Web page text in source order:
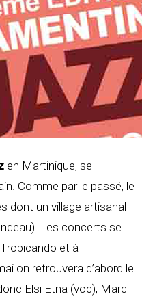
en Martinique, se
Comme par le passé, le
dont un village artisanal
Les concerts se
et à
on retrouvera d’abord le
Elsi Etna (voc), Marc